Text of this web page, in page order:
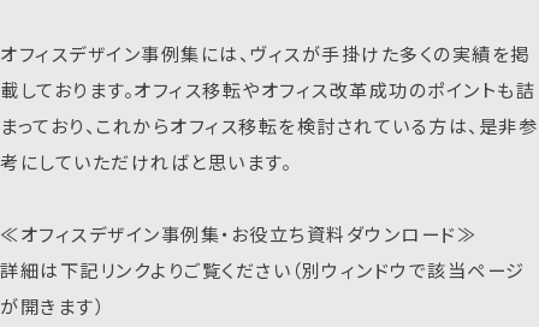
オフィスデザイン事例集には、ヴィスが手掛けた多くの実績を掲
載しております。オフィス移転やオフィス改革成功のポイントも詰
まっており、これからオフィス移転を検討されている方は、是非参
考にしていただければと思います。
≪オフィスデザイン事例集・お役立ち資料ダウンロード≫
詳細は下記リンクよりご覧ください（別ウィンドウで該当ページ
が開きます）